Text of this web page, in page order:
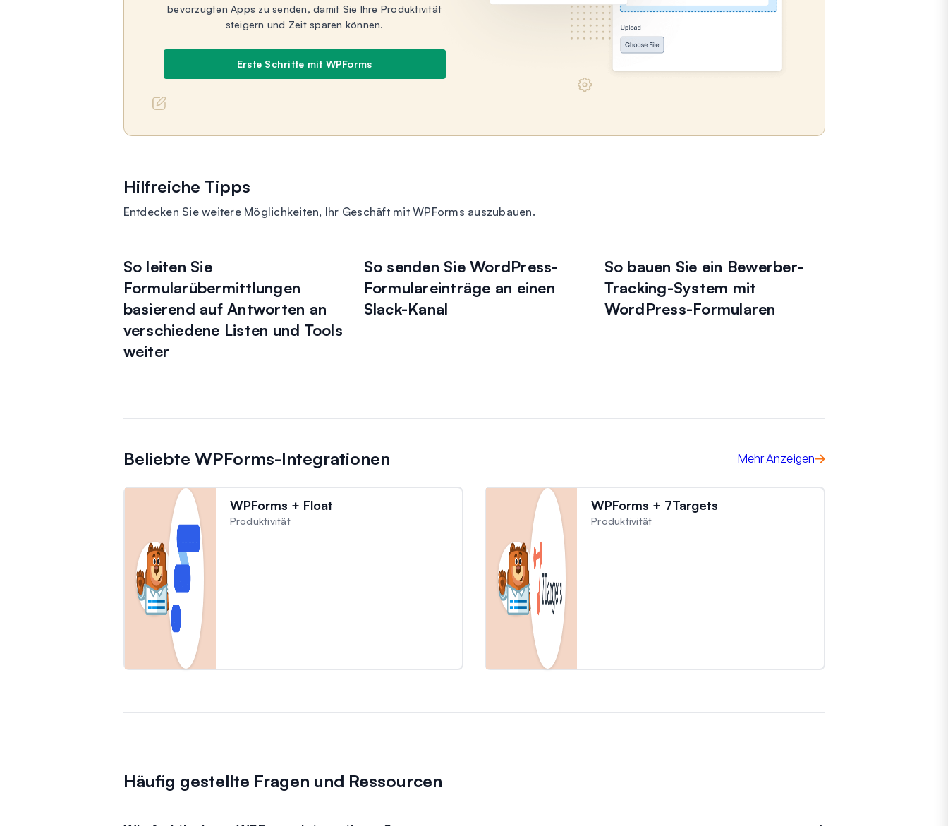
bevorzugten Apps zu senden, damit Sie Ihre Produktivität
steigern und Zeit sparen können.
Erste Schritte mit WPForms
Hilfreiche Tipps
Entdecken Sie weitere Möglichkeiten, Ihr Geschäft mit WPForms auszubauen.
So leiten Sie
Formularübermittlungen
basierend auf Antworten an
verschiedene Listen und Tools
weiter
So senden Sie WordPress-
Formulareinträge an einen
Slack-Kanal
So bauen Sie ein Bewerber-
Tracking-System mit
WordPress-Formularen
Beliebte WPForms-Integrationen Mehr Anzeigen
WPForms + Float
Produktivität
WPForms + 7Targets
Produktivität
Häufig gestellte Fragen und Ressourcen